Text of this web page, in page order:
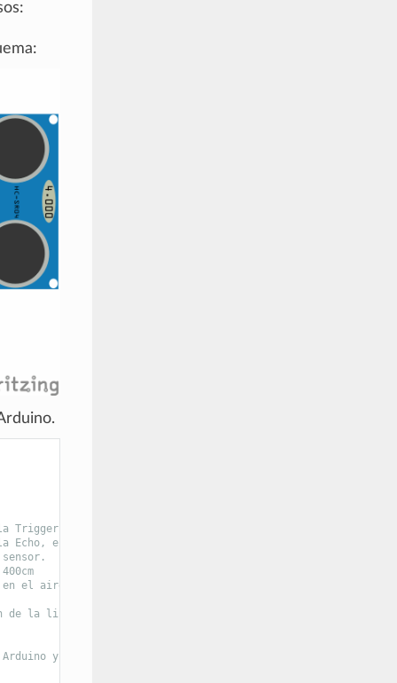
Trigger, en el sensor de ultrasonidos.
en el sensor de ultrasonidos.
el aire, medida en [mm/us]
de la librería NewPing
y el ordenador